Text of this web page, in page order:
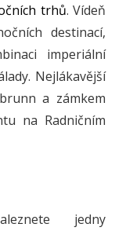
trhů. Vídeň
destinací,
imperiální
Nejlákavější
a zámkem
na Radničním
jedny